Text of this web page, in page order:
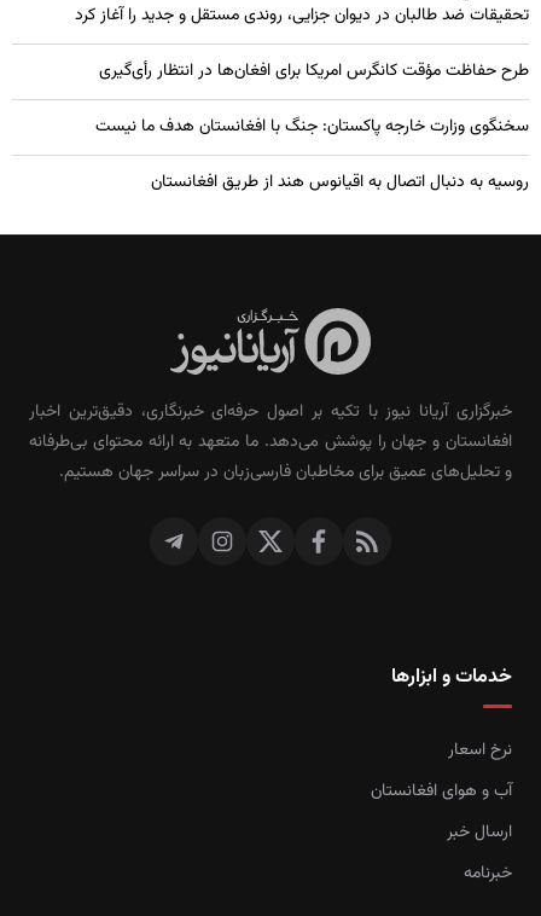
تحقیقات ضد طالبان در دیوان جزایی، روندی مستقل و جدید را آغاز کرد
طرح حفاظت مؤقت کانگرس امریکا برای افغان‌ها در انتظار رأی‌گیری
سخنگوی وزارت خارجه پاکستان: جنگ با افغانستان هدف ما نیست
روسیه به دنبال اتصال به اقیانوس هند از طریق افغانستان
خبرگزاری آریانا نیوز با تکیه بر اصول حرفه‌ای خبرنگاری، دقیق‌ترین اخبار
افغانستان و جهان را پوشش می‌دهد. ما متعهد به ارائه محتوای بی‌طرفانه
و تحلیل‌های عمیق برای مخاطبان فارسی‌زبان در سراسر جهان هستیم.
خدمات و ابزارها
نرخ اسعار
آب و هوای افغانستان
ارسال خبر
خبرنامه